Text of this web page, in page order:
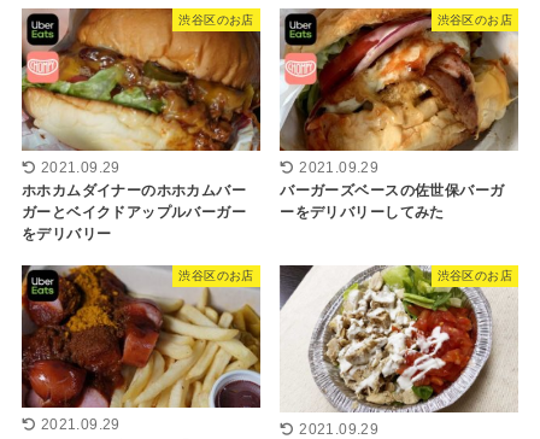
渋谷区のお店
2021.09.29
ホホカムダイナーのホホカムバー
ガーとベイクドアップルバーガー
をデリバリー
渋谷区のお店
2021.09.29
バーガーズベースの佐世保バーガ
ーをデリバリーしてみた
渋谷区のお店
2021.09.29
渋谷区のお店
2021.09.29